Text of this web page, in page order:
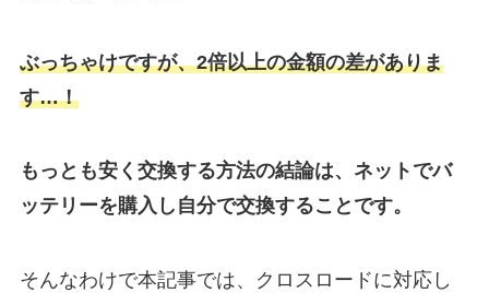
ぶっちゃけですが、2倍以上の金額の差がありま
す…！
もっとも安く交換する方法の結論は、ネットでバ
ッテリーを購入し自分で交換することです。
そんなわけで本記事では、クロスロードに対応し